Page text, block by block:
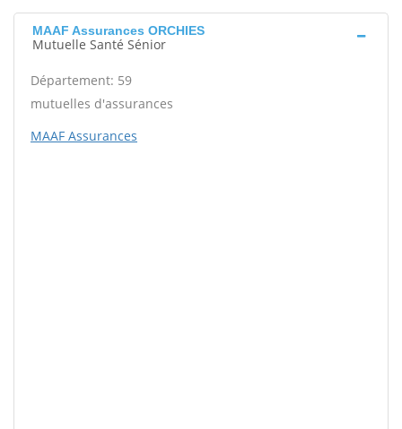
MAAF Assurances ORCHIES
Mutuelle Santé Sénior
Département: 59
mutuelles d'assurances
MAAF Assurances